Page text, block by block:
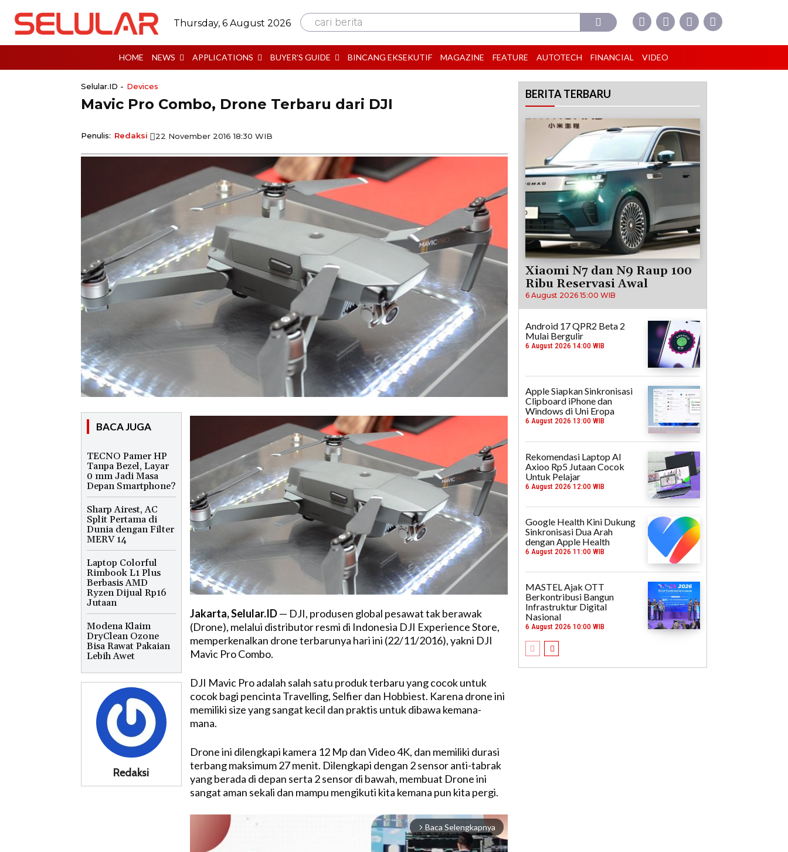
Thursday, 6 August 2026 cari berita
HOME NEWS APPLICATIONS BUYER’S GUIDE BINCANG EKSEKUTIF MAGAZINE FEATURE AUTOTECH FINANCIAL VIDEO
Selular.ID - Devices
Mavic Pro Combo, Drone Terbaru dari DJI
Penulis: Redaksi 22 November 2016 18:30 WIB
BACA JUGA
TECNO Pamer HP
Tanpa Bezel, Layar
0 mm Jadi Masa
Depan Smartphone?
Sharp Airest, AC
Split Pertama di
Dunia dengan Filter
MERV 14
Laptop Colorful
Rimbook L1 Plus
Berbasis AMD
Ryzen Dijual Rp16
Jutaan
Modena Klaim
DryClean Ozone
Bisa Rawat Pakaian
Lebih Awet
Redaksi
Jakarta, Selular.ID— DJI, produsen global pesawat tak berawak
(Drone), melalui distributor resmi di Indonesia DJI Experience Store,
memperkenalkan drone terbarunya hari ini (22/11/2016), yakni DJI
Mavic Pro Combo.
DJI Mavic Pro adalah salah satu produk terbaru yang cocok untuk
cocok bagi pencinta Travelling, Selfier dan Hobbiest. Karena drone ini
memiliki size yang sangat kecil dan praktis untuk dibawa kemana-
mana.
Drone ini dilengkapi kamera 12 Mp dan Video 4K, dan memiliki durasi
terbang maksimum 27 menit. Dilengkapi dengan 2 sensor anti-tabrak
yang berada di depan serta 2 sensor di bawah, membuat Drone ini
sangat aman sekali dan mampu mengikuti kita kemana pun kita pergi.
arrow_forward_ios Baca Selengkapnya
BERITA TERBARU
Xiaomi N7 dan N9 Raup 100
Ribu Reservasi Awal
6 August 2026 15:00 WIB
Android 17 QPR2 Beta 2
Mulai Bergulir
6 August 2026 14:00 WIB
Apple Siapkan Sinkronisasi
Clipboard iPhone dan
Windows di Uni Eropa
6 August 2026 13:00 WIB
Rekomendasi Laptop AI
Axioo Rp5 Jutaan Cocok
Untuk Pelajar
6 August 2026 12:00 WIB
Google Health Kini Dukung
Sinkronisasi Dua Arah
dengan Apple Health
6 August 2026 11:00 WIB
MASTEL Ajak OTT
Berkontribusi Bangun
Infrastruktur Digital
Nasional
6 August 2026 10:00 WIB